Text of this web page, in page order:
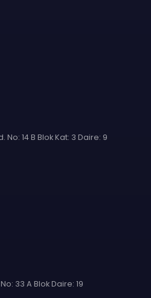
No: 14 B Blok Kat: 3 Daire: 9
33 A Blok Daire: 19